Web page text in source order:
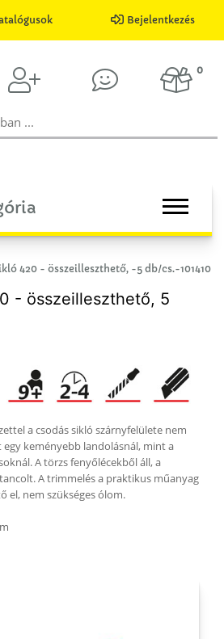
Bejelentkezés
0
420 - összeilleszthető, -5 db/cs.-101410
- összeilleszthető, 5
a csodás sikló szárnyfelülete nem
keményebb landolásnál, mint a
A törzs fenyőlécekből áll, a
A trimmelés a praktikus műanyag
el, nem szükséges ólom.